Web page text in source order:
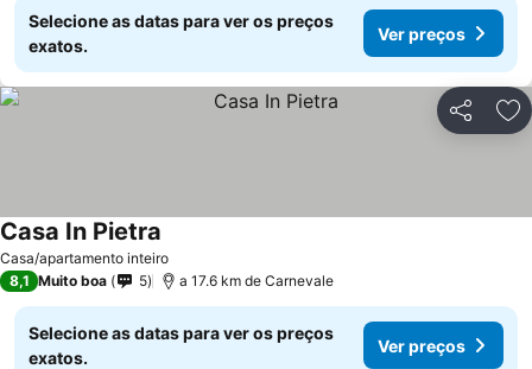
Selecione as datas para ver os preços
exatos.
Ver preços
Partilhar
Casa/apartamento inteiro
Casa In Pietra
8,1 Muito boa 5 a 17.6 km de Carnevale
Selecione as datas para ver os preços
exatos.
Ver preços